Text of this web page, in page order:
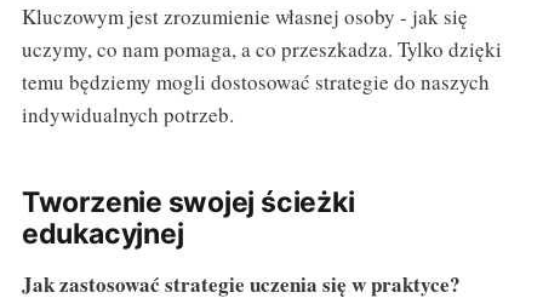
Kluczowym jest zrozumienie własnej osoby - jak się
uczymy, co nam pomaga, a co przeszkadza. Tylko dzięki
temu będziemy mogli dostosować strategie do naszych
indywidualnych potrzeb.
Tworzenie swojej ścieżki
edukacyjnej
Jak zastosować strategie uczenia się w praktyce?